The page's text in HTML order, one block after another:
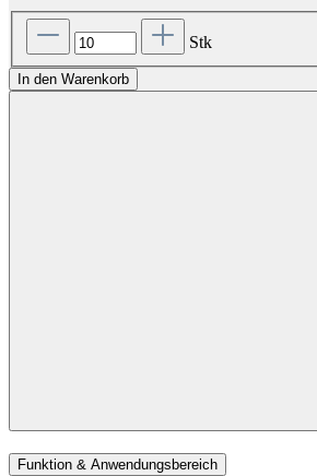
Stk
In den Warenkorb
Funktion & Anwendungsbereich